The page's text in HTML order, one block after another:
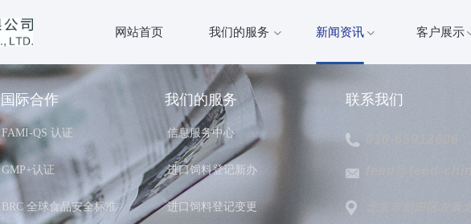
网站首页 我们的服务 新闻资讯 客户展示
国际合作
FAMI-QS 认证
GMP+认证
BRC 全球食品安全标准
我们的服务
信息服务中心
进口饲料登记新办
进口饲料登记变更
联系我们